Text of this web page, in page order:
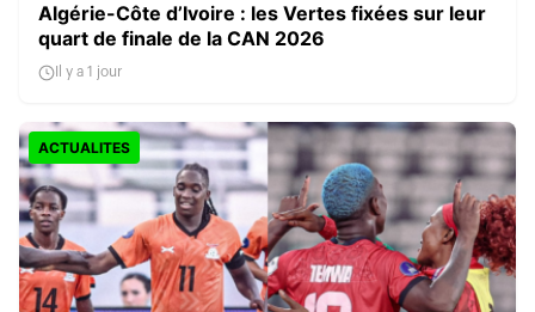
Algérie-Côte d’Ivoire : les Vertes fixées sur leur
quart de finale de la CAN 2026
Il y a 1 jour
ACTUALITES